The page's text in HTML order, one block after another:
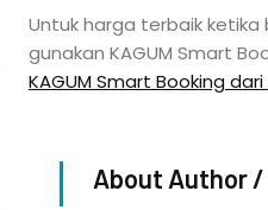
Untuk harga terbaik ketika
gunakan KAGUM Smart
KAGUM Smart Booking
About Author /